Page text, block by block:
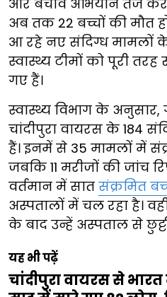
और बचाव अभियान तेज
अब तक 22 बच्चों की मौत
आ रहे नए संदिग्ध मामलों
स्वास्थ्य टीमों को पूरी
गए हैं।
स्वास्थ्य विभाग के
चांदीपुरा वायरस के 184
हैं। इनमें से 35 मामलों में
जबकि 11 मरीजों की जांच
वर्तमान में सात संक्रमित
अस्पतालों में चल रहा है।
के बाद उन्हें अस्पताल से
यह भी पढ़ें
चांदीपुरा वायरस से